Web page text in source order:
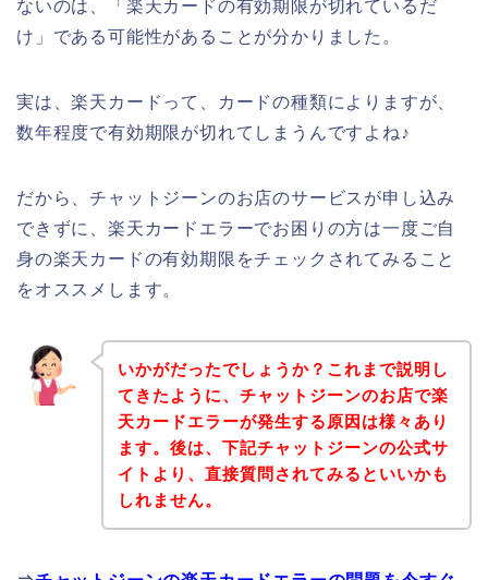
ないのは、「楽天カードの有効期限が切れているだ
け」である可能性があることが分かりました。
実は、楽天カードって、カードの種類によりますが、
数年程度で有効期限が切れてしまうんですよね♪
だから、チャットジーンのお店のサービスが申し込み
できずに、楽天カードエラーでお困りの方は一度ご自
身の楽天カードの有効期限をチェックされてみること
をオススメします。
いかがだったでしょうか？これまで説明し
てきたように、チャットジーンのお店で楽
天カードエラーが発生する原因は様々あり
ます。後は、下記チャットジーンの公式サ
イトより、直接質問されてみるといいかも
しれません。